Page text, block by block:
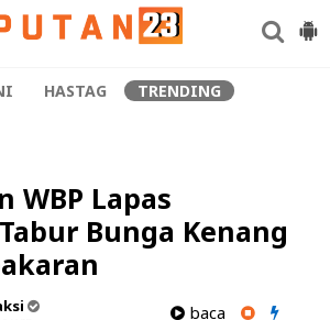
HASTAG TRENDING
WBP Lapas
Bunga Kenang
baca